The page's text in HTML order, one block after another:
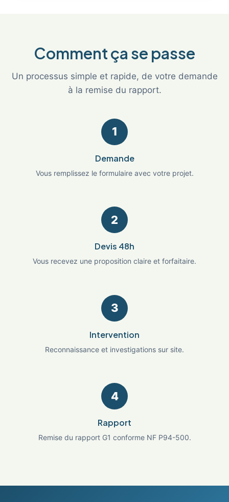
Comment ça se passe
Un processus simple et rapide, de votre demande
à la remise du rapport.
1
Demande
Vous remplissez le formulaire avec votre projet.
2
Devis 48h
Vous recevez une proposition claire et forfaitaire.
3
Intervention
Reconnaissance et investigations sur site.
4
Rapport
Remise du rapport G1 conforme NF P94-500.